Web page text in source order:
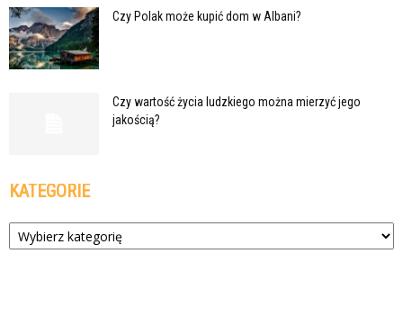
Czy Polak może kupić dom w Albani?
Czy wartość życia ludzkiego można mierzyć jego
jakością?
KATEGORIE
Kategorie